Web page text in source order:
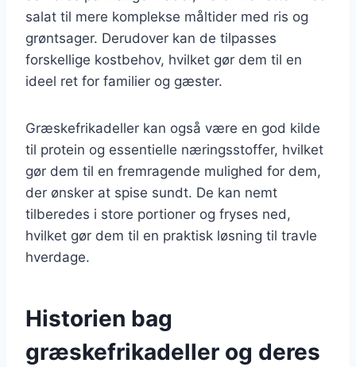
salat til mere komplekse måltider med ris og
grøntsager. Derudover kan de tilpasses
forskellige kostbehov, hvilket gør dem til en
ideel ret for familier og gæster.
Græskefrikadeller kan også være en god kilde
til protein og essentielle næringsstoffer, hvilket
gør dem til en fremragende mulighed for dem,
der ønsker at spise sundt. De kan nemt
tilberedes i store portioner og fryses ned,
hvilket gør dem til en praktisk løsning til travle
hverdage.
Historien bag
græskefrikadeller og deres